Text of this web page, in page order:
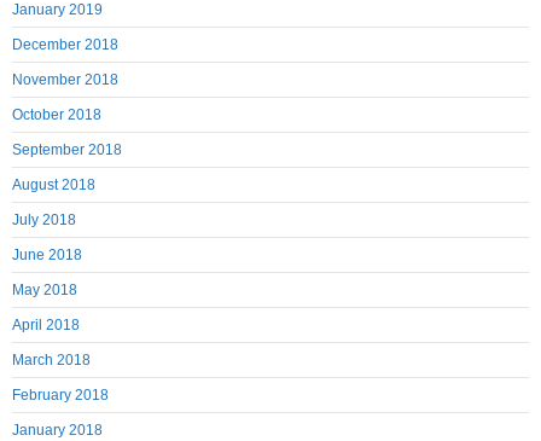
January 2019
December 2018
November 2018
October 2018
September 2018
August 2018
July 2018
June 2018
May 2018
April 2018
March 2018
February 2018
January 2018